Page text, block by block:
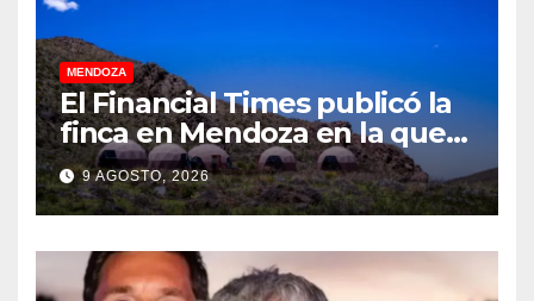
MENDOZA
El Financial Times publicó la
finca en Mendoza en la que
CEOs y millonarios de
empresas tecnológicas
planean enfrentar un posible
“apocalipsis” y guerra
nuclear
9 AGOSTO, 2026